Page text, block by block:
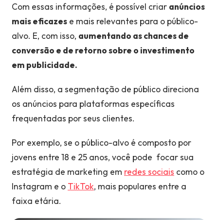
Com essas informações, é possível criar anúncios
mais eficazes e mais relevantes para o público-
alvo. E, com isso, aumentando as chances de
conversão e de retorno sobre o investimento
em publicidade.
Além disso, a segmentação de público direciona
os anúncios para plataformas específicas
frequentadas por seus clientes.
Por exemplo, se o público-alvo é composto por
jovens entre 18 e 25 anos, você pode focar sua
estratégia de marketing em redes sociais como o
Instagram e o TikTok, mais populares entre a
faixa etária.